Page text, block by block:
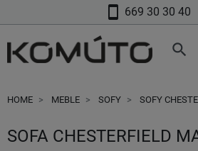
smartphone 669 30 30 40
search
HOME MEBLE SOFY SOFY
SOFA CHESTERFIELD